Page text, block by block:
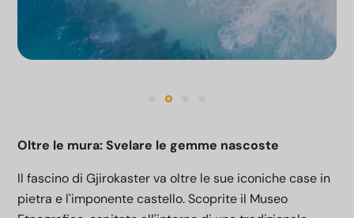
Oltre le mura: Svelare le gemme nascoste
Il fascino di Gjirokaster va oltre le sue iconiche case in
pietra e l'imponente castello. Scoprite il Museo